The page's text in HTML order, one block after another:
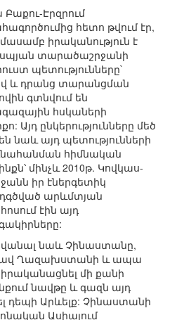
Էրզրում
հետո թվում էր,
իրականություն է
տարածաշրջանի
պետությունները`
և դրանց տարանցման
գտնվում են
հսկաների
Այդ ընկերությունները մեծ
նաև այդ պետությունների
հիմնական
մինչև 2010թ. Կովկաս-
իր էներգետիկ
արևմտյան
էին այդ
նաև Չինաստանը,
Ղազախստանի և ապա
մի քանի
նավթը և գազն այդ
դեպի Արևելք: Չինաստանի
Ասիայում